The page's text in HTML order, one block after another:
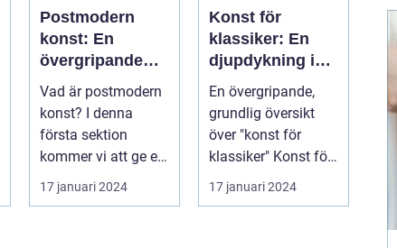
Postmodern
konst: En
övergripande
analys av en
mångfacetterad
rörelse
Vad är postmodern
konst? I denna
första sektion
kommer vi att ge en
grundlig översikt
över postmode...
17 januari 2024
Konst för
klassiker: En
djupdykning i
den tidlösa
konsten
En övergripande,
grundlig översikt
över "konst för
klassiker" Konst för
klassiker är en
genre inom ...
17 januari 2024